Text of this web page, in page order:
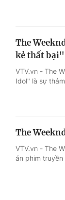
The
kẻ thất bại"
VTV.vn - The
Idol" là sự
The
VTV.vn - The
án phim truyền